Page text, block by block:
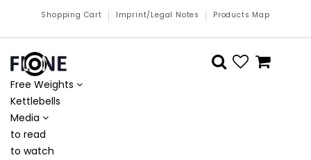
Shopping Cart Imprint/Legal Notes Products Map
Free Weights
Kettlebells
Media
to read
to watch